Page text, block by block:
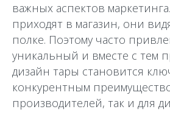
важных аспектов
приходят в магазин, они
полке. Поэтому часто
уникальный и вместе с тем
дизайн тары становится
конкурентным
производителей, так и для